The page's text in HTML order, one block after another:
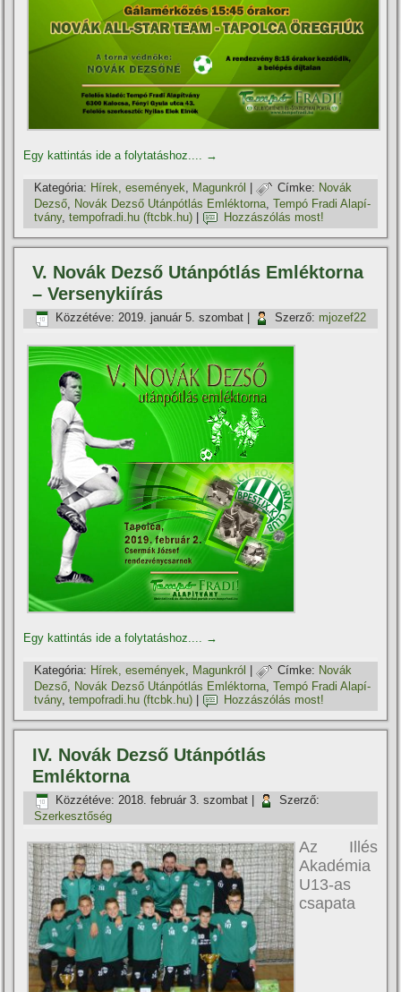
Egy kattintás ide a folytatáshoz.... →
Kategória: Hí­rek, események, Magunkról | Címke: Novák
Dezső Novák Dezső Utánpótlás Emléktorna ,Tempó Fradi Alapí­
tvány,tempofradi.hu (ftcbk.hu) Hozzászólás most!
V. Novák Dezső Utánpótlás Emléktorna
– Versenykií­rás
Közzétéve: 2019. január 5. szombat Szerző: mjozef22
Egy kattintás ide a folytatáshoz.... →
Kategória: Hí­rek, események, Magunkról | Címke: Novák
Dezső Novák Dezső Utánpótlás Emléktorna ,Tempó Fradi Alapí­
tvány,tempofradi.hu (ftcbk.hu) Hozzászólás most!
IV. Novák Dezső Utánpótlás
Emléktorna
Közzétéve: 2018. február 3. szombat
Szerző:
Szerkesztőség
Az Illés
Akadémia
U13-as
csapata